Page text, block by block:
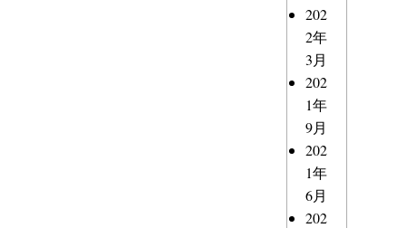
202
2年
3月
202
1年
9月
202
1年
6月
202